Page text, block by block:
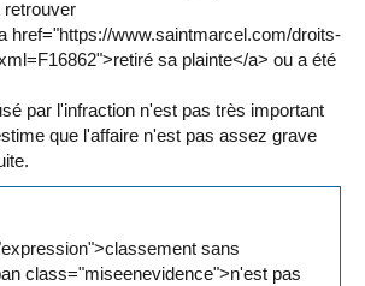
retrouver
href="https://www.saintmarcel.com/droits-
sa plainte</a> ou a été
par l'infraction n'est pas très important
que l'affaire n'est pas assez grave
sans
class="miseenevidence">n'est pas